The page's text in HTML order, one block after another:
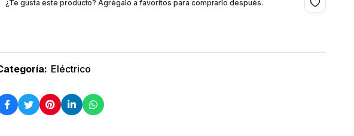
¿Te gusta este producto? Agrégalo a favoritos para comprarlo después.
Eléctrico